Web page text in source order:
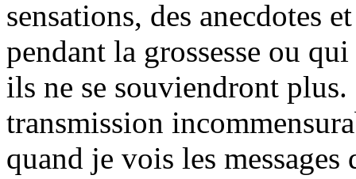
sensations, des anecdotes
pendant la grossesse ou
ils ne se souviendront
transmission
quand je vois les